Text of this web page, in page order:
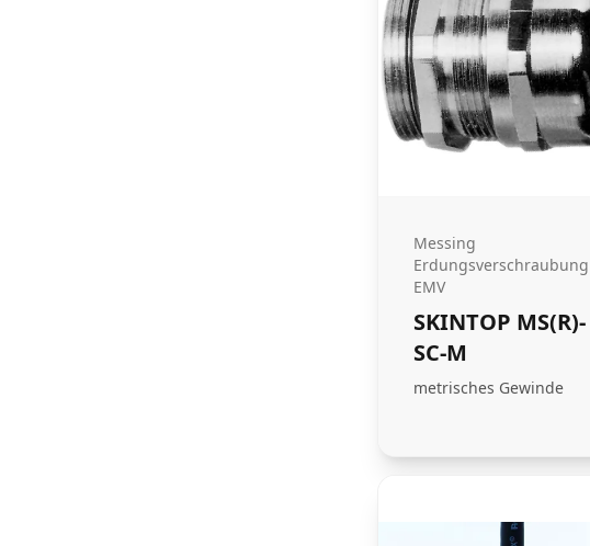
Messing
Erdungsverschraubung
EMV
SKINTOP MS(R)-
SC-M
metrisches Gewinde